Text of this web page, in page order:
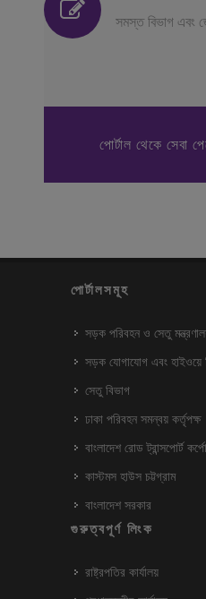
সমস্ত বিভাগ এবং
পোর্টাল থেকে সেবা
পোর্টালসমূহ
সড়ক পরিবহন ও সেতু
সড়ক যোগাযোগ এবং হাইওয়ে
সেতু বিভাগ
ঢাকা পরিবহন সমন্বয় কর্তৃপক্ষ
বাংলাদেশ রোড ট্রান্সপোর্ট
কাস্টমস হাউস চট্টগ্রাম
বাংলাদেশ সরকার
গুরুত্বপূর্ণ লিংক
রাষ্ট্রপতির কার্যালয়